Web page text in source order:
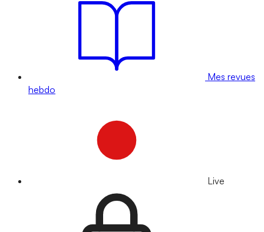
Mes revues
hebdo
Live